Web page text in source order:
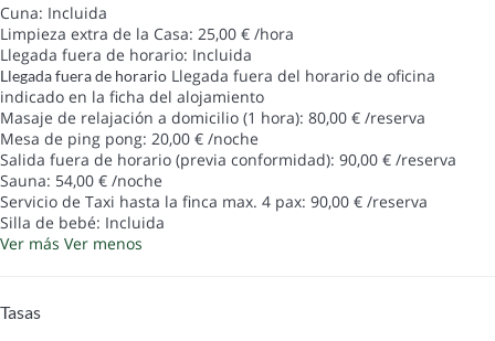
Cuna: Incluida
Limpieza extra de la Casa: 25,00 € /hora
Llegada fuera de horario: Incluida
Llegada fuera de horario Llegada fuera del horario de oficina
indicado en la ficha del alojamiento
Masaje de relajación a domicilio (1 hora): 80,00 € /reserva
Mesa de ping pong: 20,00 € /noche
Salida fuera de horario (previa conformidad): 90,00 € /reserva
Sauna: 54,00 € /noche
Servicio de Taxi hasta la finca max. 4 pax: 90,00 € /reserva
Silla de bebé: Incluida
Ver más Ver menos
Tasas